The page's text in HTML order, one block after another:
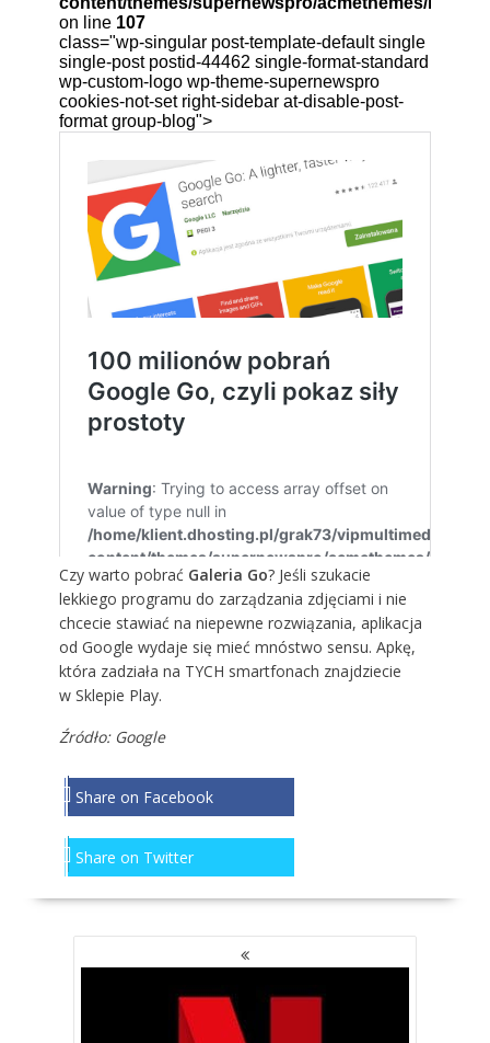
Czy warto pobrać Galeria Go? Jeśli szukacie
lekkiego programu do zarządzania zdjęciami i nie
chcecie stawiać na niepewne rozwiązania, aplikacja
od Google wydaje się mieć mnóstwo sensu. Apkę,
która zadziała na TYCH smartfonach znajdziecie
w Sklepie Play.
Źródło: Google
Share on Facebook
Share on Twitter
NAWIGACJA